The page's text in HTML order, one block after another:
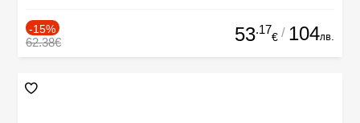
-15%
62.38€ 53.17
€ / 104лв.